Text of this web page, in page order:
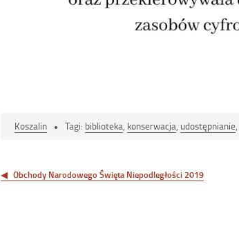
Koszalin Tagi: biblioteka, konserwacja, udostępnianie,
wpisu
Obchody Narodowego Święta Niepodległości 2019